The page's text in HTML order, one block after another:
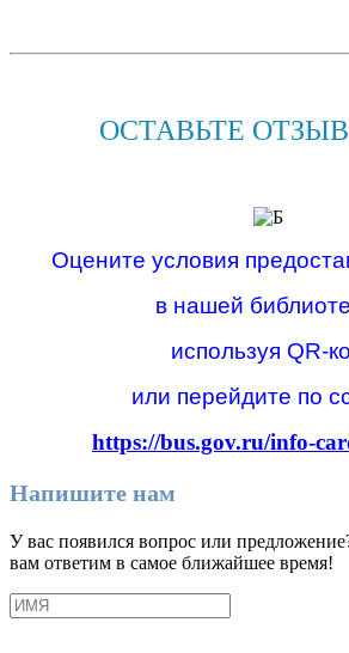
ОСТАВЬТЕ
Оцените условия
в нашей
используя QR-
или перейдите по
https://bus.gov.ru/info-
Напишите нам
У вас появился вопрос или
вам ответим в самое ближайшее время!